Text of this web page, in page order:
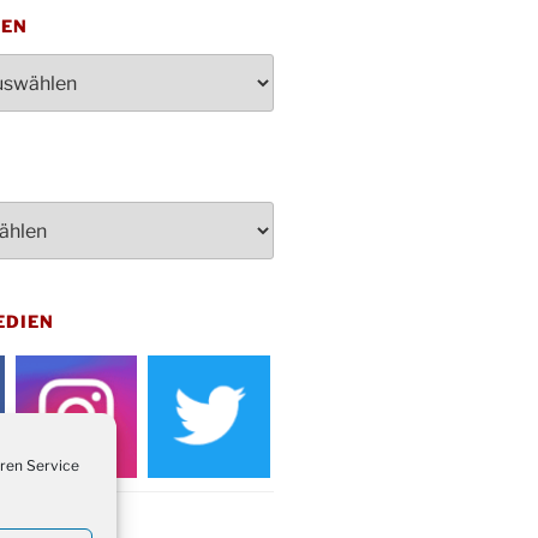
Service
von 16-20 Uhr
18:30 Uhr
im Ev. Gemeindehaus von 14-
des Honterus Chors im
um 19:00 Uhr
im Ev. Gemeindehaus von